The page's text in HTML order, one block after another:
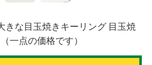
きな目玉焼きキーリング 目玉焼
一点の価格です）